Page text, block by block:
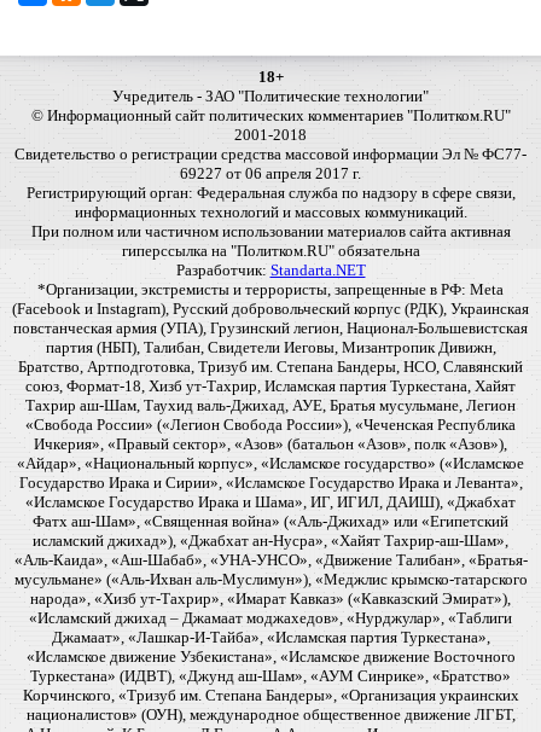
18+
Учредитель - ЗАО "Политические технологии"
© Информационный сайт политических комментариев "Политком.RU"
2001-2018
Свидетельство о регистрации средства массовой информации Эл № ФС77-
69227 от 06 апреля 2017 г.
Регистрирующий орган: Федеральная служба по надзору в сфере связи,
информационных технологий и массовых коммуникаций.
При полном или частичном использовании материалов сайта активная
гиперссылка на "Политком.RU" обязательна
Разработчик: Standarta.NET
*Организации, экстремисты и террористы, запрещенные в РФ: Meta
(Facebook и Instagram), Русский добровольческий корпус (РДК), Украинская
повстанческая армия (УПА), Грузинский легион, Национал-Большевистская
партия (НБП), Талибан, Свидетели Иеговы, Мизантропик Дивижн,
Братство, Артподготовка, Тризуб им. Степана Бандеры, НСО, Славянский
союз, Формат-18, Хизб ут-Тахрир, Исламская партия Туркестана, Хайят
Тахрир аш-Шам, Таухид валь-Джихад, АУЕ, Братья мусульмане, Легион
«Свобода России» («Легион Свобода России»), «Чеченская Республика
Ичкерия», «Правый сектор», «Азов» (батальон «Азов», полк «Азов»),
«Айдар», «Национальный корпус», «Исламское государство» («Исламское
Государство Ирака и Сирии», «Исламское Государство Ирака и Леванта»,
«Исламское Государство Ирака и Шама», ИГ, ИГИЛ, ДАИШ), «Джабхат
Фатх аш-Шам», «Священная война» («Аль-Джихад» или «Египетский
исламский джихад»), «Джабхат ан-Нусра», «Хайят Тахрир-аш-Шам»,
«Аль-Каида», «Аш-Шабаб», «УНА-УНСО», «Движение Талибан», «Братья-
мусульмане» («Аль-Ихван аль-Муслимун»), «Меджлис крымско-татарского
народа», «Хизб ут-Тахрир», «Имарат Кавказ» («Кавказский Эмират»),
«Исламский джихад – Джамаат моджахедов», «Нурджулар», «Таблиги
Джамаат», «Лашкар-И-Тайба», «Исламская партия Туркестана»,
«Исламское движение Узбекистана», «Исламское движение Восточного
Туркестана» (ИДВТ), «Джунд аш-Шам», «АУМ Синрике», «Братство»
Корчинского, «Тризуб им. Степана Бандеры», «Организация украинских
националистов» (ОУН), международное общественное движение ЛГБТ,